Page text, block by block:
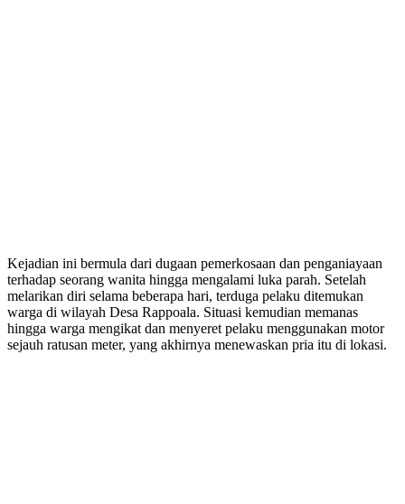
Kejadian ini bermula dari dugaan pemerkosaan dan penganiayaan
terhadap seorang wanita hingga mengalami luka parah. Setelah
melarikan diri selama beberapa hari, terduga pelaku ditemukan
warga di wilayah Desa Rappoala. Situasi kemudian memanas
hingga warga mengikat dan menyeret pelaku menggunakan motor
sejauh ratusan meter, yang akhirnya menewaskan pria itu di lokasi.